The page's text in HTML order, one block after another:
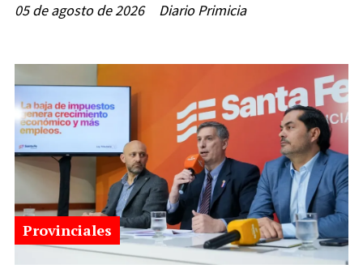
Diario Primicia
05 de agosto de 2026
Provinciales